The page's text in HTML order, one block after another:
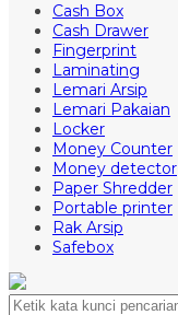
Cash Box
Cash Drawer
Fingerprint
Laminating
Lemari Arsip
Lemari Pakaian
Locker
Money Counter
Money detector
Paper Shredder
Portable printer
Rak Arsip
Safebox